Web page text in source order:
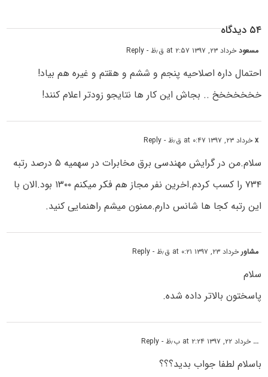
۵۴ دیدگاه
مسعودخرداد ۲۳, ۱۳۹۷ at ۲:۵۷ ق٫ظ - Reply
احتمال داره اصلاحیه پنجم و ششم و هقتم و غیره هم بیاد!
خخخخخخخ .. بجاش این کار ها نتایجو زودتر اعلام کنند!
xخرداد ۲۳, ۱۳۹۷ at ۰:۴۷ ق٫ظ - Reply
سلام.من در گرایش مهندسی برق مخابرات در سهمیه ۵ درصد رتبه
۷۳۴ را کسب کردم.اخرین نفر مجاز هم فکر میکنم ۱۳۰۰ بود.الان با
این رتبه کجا ها شانس دارم.ممنون میشم راهنمایی کنید.
مشاور خرداد ۲۳, ۱۳۹۷ at ۰:۲۱ ق٫ظ - Reply
سلام
پاسختون بالاتر داده شده.
... خرداد ۲۲, ۱۳۹۷ at ۲:۲۴ ب٫ظ - Reply
باسلام لطفا جواب بدید؟؟؟